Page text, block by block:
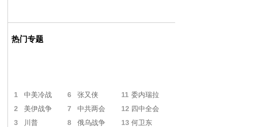
热门专题
1 中美冷战 6 张又侠 11 委内瑞拉
2 美伊战争 7 中共两会 12 四中全会
3 川普 8 俄乌战争 13 何卫东